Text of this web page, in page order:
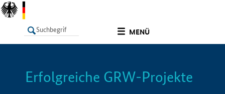
MENÜ
LISTE Info
Erfolgreiche GRW-Projekte